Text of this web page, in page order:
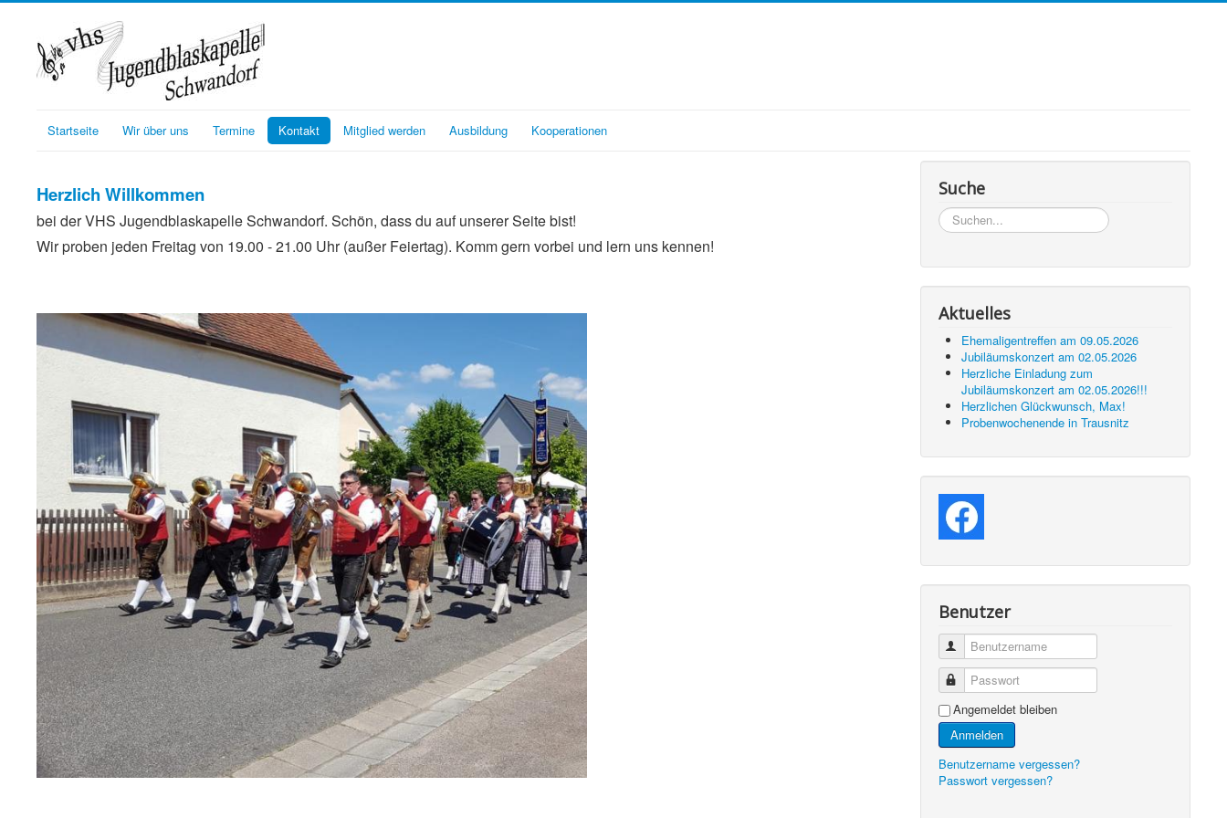
Startseite Wir über uns Termine Kontakt Mitglied werden Ausbildung Kooperationen
Herzlich Willkommen
bei der VHS Jugendblaskapelle Schwandorf. Schön, dass du auf unserer Seite bist!
Wir proben jeden Freitag von 19.00 - 21.00 Uhr (außer Feiertag). Komm gern vorbei und lern uns kennen!
Suche
Suchen...
Aktuelles
Ehemaligentreffen am 09.05.2026
Jubiläumskonzert am 02.05.2026
Herzliche Einladung zum
Jubiläumskonzert am 02.05.2026!!!
Herzlichen Glückwunsch, Max!
Probenwochenende in Trausnitz
Benutzer
Benutzername
Passwort
Angemeldet bleiben
Anmelden
Benutzername vergessen?
Passwort vergessen?